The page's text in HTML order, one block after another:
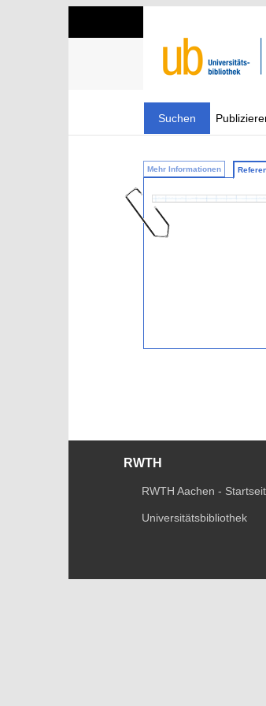
Suchen
Mehr Informationen
RWTH
RWTH Aachen -
Universitätsbibliothek